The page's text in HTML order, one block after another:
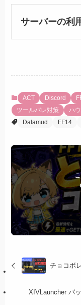
サーバーの利
ACT Discord
ツールバレ対策
ハ
Dalamud
FF14
チョコボ
XIVLauncher パ